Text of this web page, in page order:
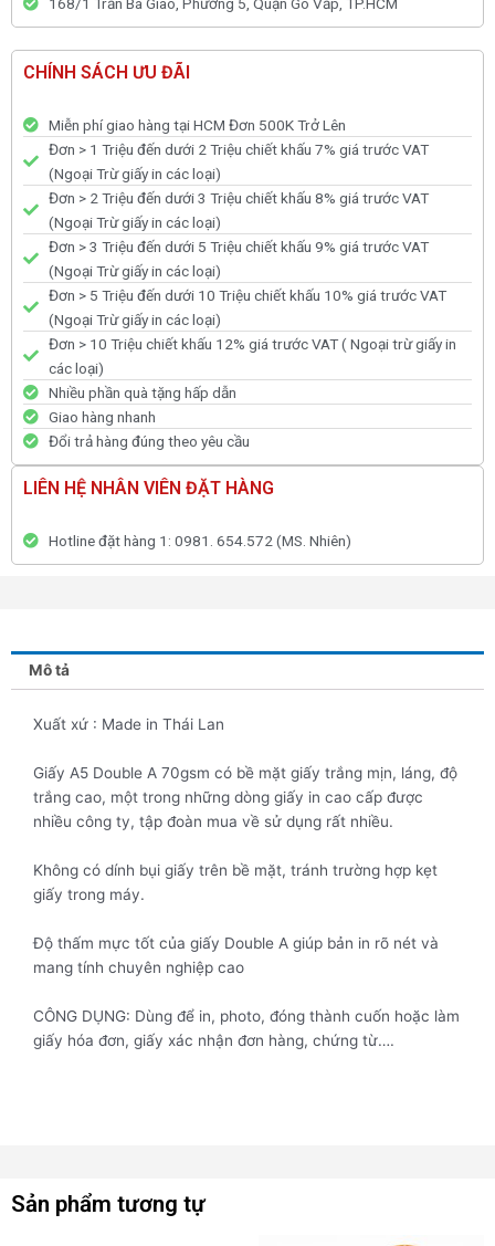
CHÍNH SÁCH ƯU ĐÃI
Miễn phí giao hàng tại HCM Đơn 500K Trở Lên
Đơn > 1 Triệu đến dưới 2 Triệu chiết khấu 7% giá trước VAT
(Ngoại Trừ giấy in các loại)
Đơn > 2 Triệu đến dưới 3 Triệu chiết khấu 8% giá trước VAT
(Ngoại Trừ giấy in các loại)
Đơn > 3 Triệu đến dưới 5 Triệu chiết khấu 9% giá trước VAT
(Ngoại Trừ giấy in các loại)
Đơn > 5 Triệu đến dưới 10 Triệu chiết khấu 10% giá trước VAT
(Ngoại Trừ giấy in các loại)
Đơn > 10 Triệu chiết khấu 12% giá trước VAT ( Ngoại trừ giấy in
các loại)
Nhiều phần quà tặng hấp dẫn
Giao hàng nhanh
Đổi trả hàng đúng theo yêu cầu
LIÊN HỆ NHÂN VIÊN ĐẶT HÀNG
Hotline đặt hàng 1: 0981. 654.572 (MS. Nhiên)
Mô tả
Xuất xứ : Made in Thái Lan
Giấy A5 Double A 70gsm có bề mặt giấy trắng mịn, láng, độ
trắng cao, một trong những dòng giấy in cao cấp được
nhiều công ty, tập đoàn mua về sử dụng rất nhiều.
Không có dính bụi giấy trên bề mặt, tránh trường hợp kẹt
giấy trong máy.
Độ thấm mực tốt của giấy Double A giúp bản in rõ nét và
mang tính chuyên nghiệp cao
CÔNG DỤNG: Dùng để in, photo, đóng thành cuốn hoặc làm
giấy hóa đơn, giấy xác nhận đơn hàng, chứng từ….
Sản phẩm tương tự